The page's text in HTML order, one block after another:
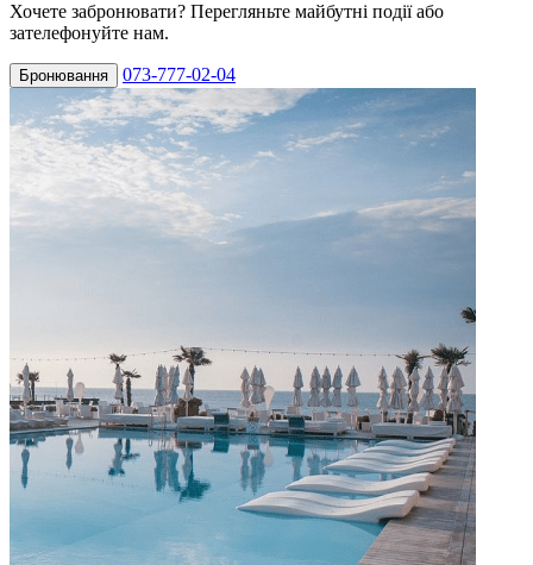
Хочете забронювати? Перегляньте майбутні події або
зателефонуйте нам.
Бронювання 073-777-02-04